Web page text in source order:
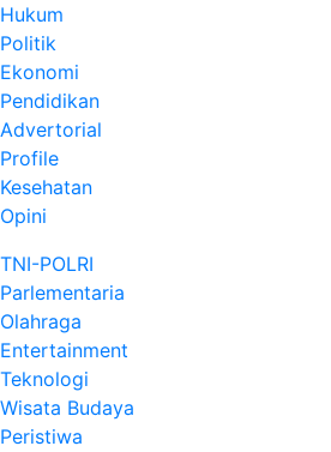
Hukum
Politik
Ekonomi
Pendidikan
Advertorial
Profile
Kesehatan
Opini
TNI-POLRI
Parlementaria
Olahraga
Entertainment
Teknologi
Wisata Budaya
Peristiwa